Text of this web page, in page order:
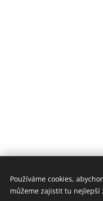
Používáme cookies,
můžeme zajistit tu nejlepší